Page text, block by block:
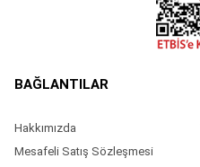
BAĞLANTILAR
Hakkımızda
Mesafeli Satış Sözleşmesi